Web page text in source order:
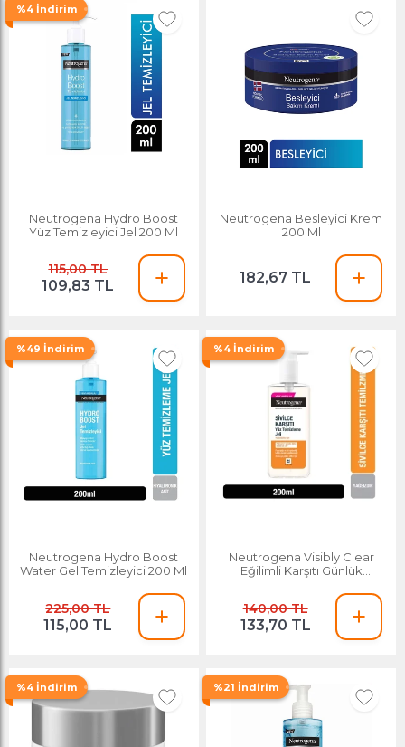
%4 İndirim
Neutrogena Hydro Boost
Yüz Temizleyici Jel 200 Ml
115,00 TL
109,83 TL
Neutrogena Besleyici Krem
200 Ml
182,67 TL
%49 İndirim
Neutrogena Hydro Boost
Water Gel Temizleyici 200 Ml
225,00 TL
115,00 TL
%4 İndirim
Neutrogena Visibly Clear
Eğilimli Karşıtı Günlük
140,00 TL
133,70 TL
%4 İndirim %21 İndirim